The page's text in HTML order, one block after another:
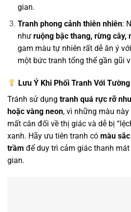
gian.
Tranh phong cảnh thiên nhiên:
như ruộng bậc thang, rừng cây,
gam màu tự nhiên rất dễ ăn ý
một bức tranh tổng thể gần gũi
Lưu Ý Khi Phối Tranh Với
Tránh sử dụng tranh quá rực rỡ
hoặc vàng neon, vì những màu
mất cân đối về thị giác và dễ bị
xanh. Hãy ưu tiên tranh có màu
trầm để duy trì cảm giác thanh
gian.